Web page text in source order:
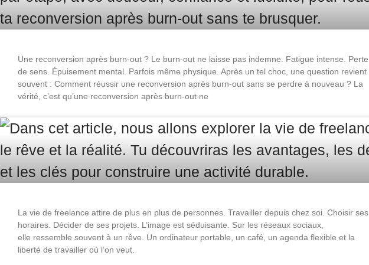
Une reconversion après burn-out ? Le burn-out ne laisse pas indemne. Fatigue intense. Perte
de sens. Épuisement mental. Parfois même physique. Après un tel choc, une question revient
souvent : Comment réussir une reconversion après burn-out sans se perdre à nouveau ? La
vérité, c’est qu’une reconversion après burn-out ne
La vie de freelance attire de plus en plus de personnes. Travailler depuis chez soi. Choisir ses
horaires. Décider de ses projets. L’image est séduisante. Sur les réseaux sociaux,
elle ressemble souvent à un rêve. Un ordinateur portable, un café, un agenda flexible et la
liberté de travailler où l’on veut.